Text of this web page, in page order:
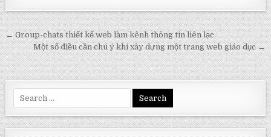
Post
navigation
← Group-chats thiết kế web làm kênh thông tin liên lạc
Một số điều cần chú ý khi xây dựng một trang web giáo dục →